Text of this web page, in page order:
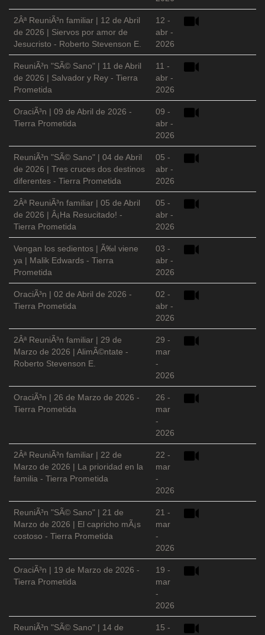
2Âª ReuniÃ³n familiar | 12 de Abril
de 2026 | Siervos por amor de
Jesucristo - Roberto Stevenson E.
12 -
abr -
2026
ReuniÃ³n "SÃ© Sano" | 11 de Abril
de 2026 | Salvador y Rey - Tierra
Prometida
11 -
abr -
2026
OraciÃ³n | 09 de Abril de 2026 -
Tierra Prometida
09 -
abr -
2026
ReuniÃ³n "SÃ© Sano" | 04 de Abril
de 2026 | Tres cruces dos destinos
diferentes - Tierra Prometida
05 -
abr -
2026
2Âª ReuniÃ³n familiar | 05 de Abril
de 2026 | Â¡Ha Resucitado! -
Tierra Prometida
05 -
abr -
2026
Vengan los sedientos | Ã‰l viene
ya | Malik Edwards - Tierra
Prometida
03 -
abr -
2026
OraciÃ³n | 02 de Abril de 2026 -
Tierra Prometida
02 -
abr -
2026
2Âª ReuniÃ³n familiar | 29 de
Marzo de 2026 | AlimÃ©ntate -
Roberto Stevenson E.
29 -
mar
-
2026
OraciÃ³n | 26 de Marzo de 2026 -
Tierra Prometida
26 -
mar
-
2026
2Âª ReuniÃ³n familiar | 22 de
Marzo de 2026 | La prioridad en la
familia - Tierra Prometida
22 -
mar
-
2026
ReuniÃ³n "SÃ© Sano" | 21 de
Marzo de 2026 | El capricho mÃ¡s
costoso - Tierra Prometida
21 -
mar
-
2026
OraciÃ³n | 19 de Marzo de 2026 -
Tierra Prometida
19 -
mar
-
2026
ReuniÃ³n "SÃ© Sano" | 14 de
15 -